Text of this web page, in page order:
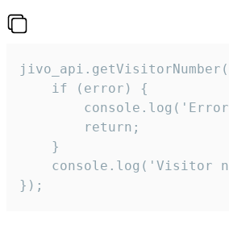
    if (error) {
        return;
    }
console.log('Visitor
});